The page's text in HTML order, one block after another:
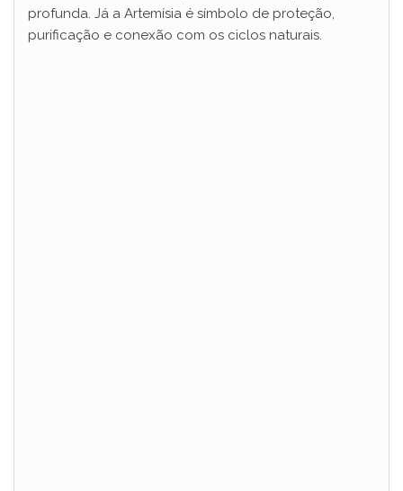
profunda. Já a Artemísia é símbolo de proteção,
purificação e conexão com os ciclos naturais.